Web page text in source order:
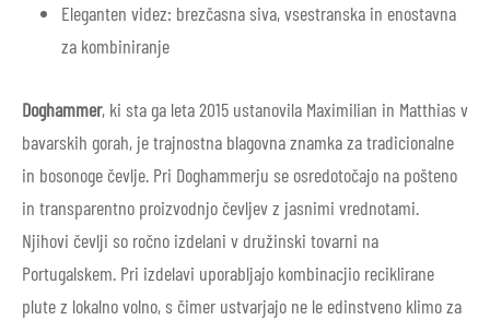
Eleganten videz: brezčasna siva, vsestranska in enostavna
za kombiniranje
Doghammer, ki sta ga leta 2015 ustanovila Maximilian in Matthias v
bavarskih gorah, je trajnostna blagovna znamka za tradicionalne
in bosonoge čevlje. Pri Doghammerju se osredotočajo na pošteno
in transparentno proizvodnjo čevljev z jasnimi vrednotami.
Njihovi čevlji so ročno izdelani v družinski tovarni na
Portugalskem. Pri izdelavi uporabljajo kombinacjio reciklirane
plute z lokalno volno, s čimer ustvarjajo ne le edinstveno klimo za